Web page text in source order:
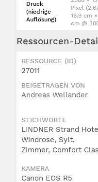
Druck
(niedrige
Auflösung)
Pixel
16.9 cm ×
cm @
Ressourcen-
RESSOURCE (ID)
27011
BEIGETRAGEN VON
Andreas Wellander
STICHWORTE
LINDNER Strand
Windrose, Sylt,
Zimmer, Comfort
KAMERA
Canon EOS R5